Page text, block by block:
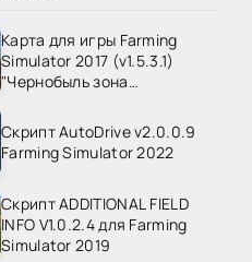
Карта для игры Farming
Simulator 2017 (v1.5.3.1)
"Чернобыль зона
Скрипт AutoDrive v2.0.0.9
Farming Simulator 2022
Скрипт ADDITIONAL FIELD
INFO V1.0.2.4 для Farming
Simulator 2019